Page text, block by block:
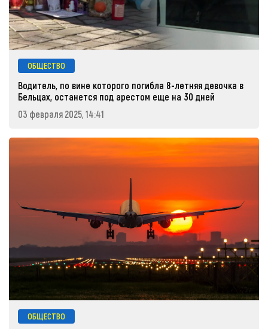
ОБЩЕСТВО
Водитель, по вине которого погибла 8-летняя девочка в
Бельцах, останется под арестом еще на 30 дней
03 февраля 2025, 14:41
ОБЩЕСТВО